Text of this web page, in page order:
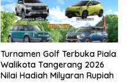
Turnamen Golf Terbuka Piala
Walikota Tangerang 2026
Nilai Hadiah Milyaran Rupiah